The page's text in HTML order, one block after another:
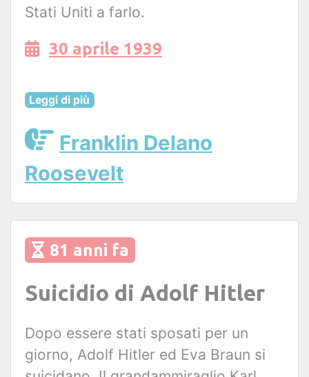
Stati Uniti a farlo.
30 aprile 1939
Leggi di più
Franklin Delano
Roosevelt
81 anni fa
Suicidio di Adolf Hitler
Dopo essere stati sposati per un
giorno, Adolf Hitler ed Eva Braun si